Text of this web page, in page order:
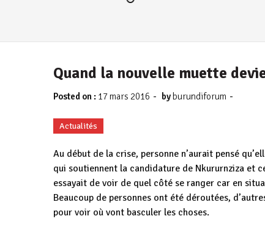
Quand la nouvelle muette
Posted on : 17 mars 2016 - by burundiforum -
Actualités
Au début de la crise, personne n’aurait pensé
qui soutiennent la candidature de Nkururnziza et
essayait de voir de quel côté se ranger car en
Beaucoup de personnes ont été déroutées,
pour voir où vont basculer les choses.